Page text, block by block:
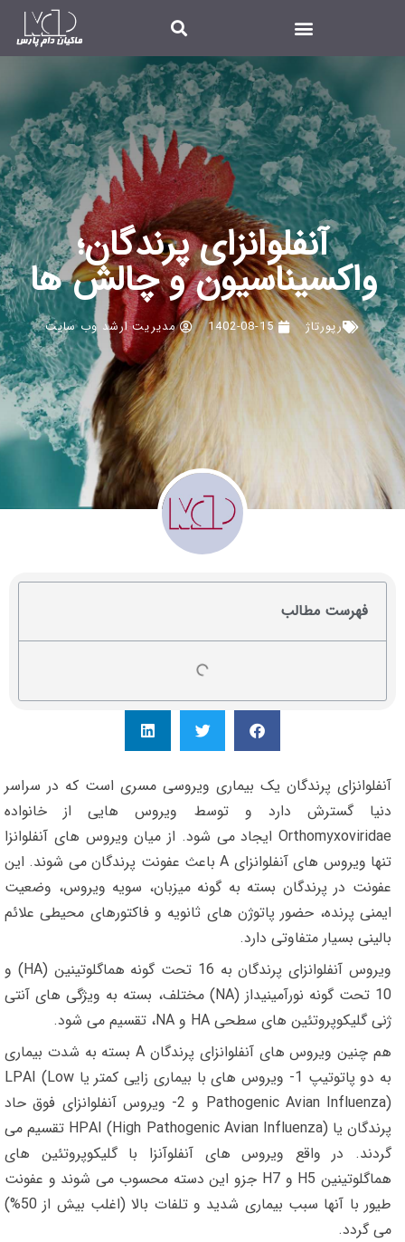
آنفلوانزای پرندگان؛
واکسیناسیون و چالش ها
رپورتاژ 1402-08-15 مدیریت ارشد وب سایت
فهرست مطالب
آنفلوانزای پرندگان یک بیماری ویروسی مسری است که در سراسر
دنیا گسترش دارد و توسط ویروس هایی از خانواده
Orthomyxoviridae ایجاد می شود. از میان ویروس های آنفلوانزا
تنها ویروس های آنفلوانزای A باعث عفونت پرندگان می شوند. این
عفونت در پرندگان بسته به گونه میزبان، سویه ویروس، وضعیت
ایمنی پرنده، حضور پاتوژن های ثانویه و فاکتورهای محیطی علائم
بالینی بسیار متفاوتی دارد.
ویروس آنفلوانزای پرندگان به 16 تحت گونه هماگلوتینین (HA) و
10 تحت گونه نورآمینیداز (NA) مختلف، بسته به ویژگی های آنتی
ژنی گلیکوپروتئین های سطحی HA و NA، تقسیم می شود.
هم چنین ویروس های آنفلوانزای پرندگان A بسته به شدت بیماری
به دو پاتوتیپ 1- ویروس های با بیماری زایی کمتر یا LPAI (Low
Pathogenic Avian Influenza) و 2- ویروس آنفلوانزای فوق حاد
پرندگان یا HPAI (High Pathogenic Avian Influenza) تقسیم می
گردند. در واقع ویروس های آنفلوآنزا با گلیکوپروتئین های
هماگلوتینین H5 و H7 جزو این دسته محسوب می شوند و عفونت
طیور با آنها سبب بیماری شدید و تلفات بالا (اغلب بیش از 50%)
می گردد.